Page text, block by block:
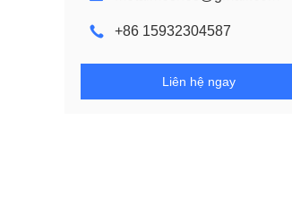
+86 15932304587
Liên hệ ngay